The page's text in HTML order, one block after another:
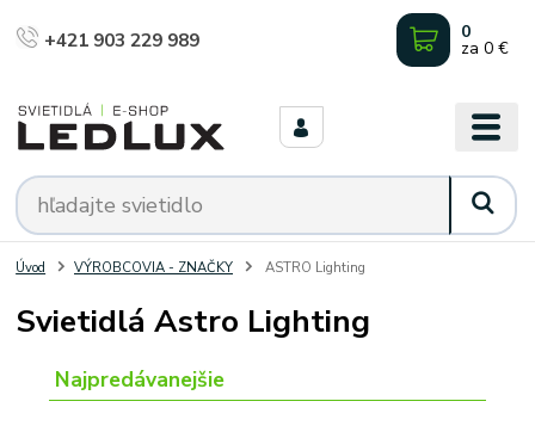
+421 903 229 989 0
za 0 €
Úvod VÝROBCOVIA - ZNAČKY ASTRO Lighting
Svietidlá Astro Lighting
Najpredávanejšie